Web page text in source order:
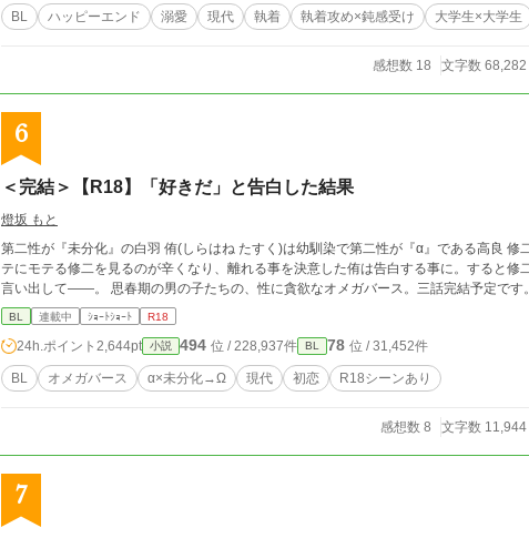
BL ハッピーエンド 溺愛 現代 執着 執着攻め×鈍感受け 大学生×大学生
感想数 18 文字数 68,282
6
＜完結＞【R18】「好きだ」と告白した結果
燈坂 もと
第二性が『未分化』の白羽 侑(しらはね たすく)は幼馴染で第二性が『α』である高良 修
テにモテる修二を見るのが辛くなり、離れる事を決意した侑は告白する事に。すると修
言い出して——。 思春期の男の子たちの、性に貪欲なオメガバース。三話完結予定です。
BL 連載中 ｼｮｰﾄｼｮｰﾄ R18
24h.ポイント 2,644pt 小説 494 位 / 228,937件 BL 78 位 / 31,452件
BL オメガバース α×未分化→Ω 現代 初恋 R18シーンあり
感想数 8 文字数 11,944
7